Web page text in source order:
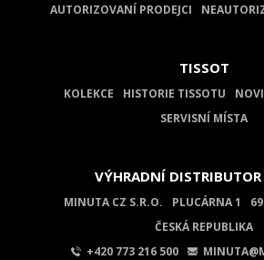
AUTORIZOVANÍ PRODEJCI
TISSOT
KOLEKCE HISTORIE TISSOTU
SERVISNÍ MÍSTA
VÝHRADNÍ DISTRIBUTOR
MINUTA CZ S.R.O. PLUCÁRNA 1
ČESKÁ REPUBLIKA
+420 773 216 500